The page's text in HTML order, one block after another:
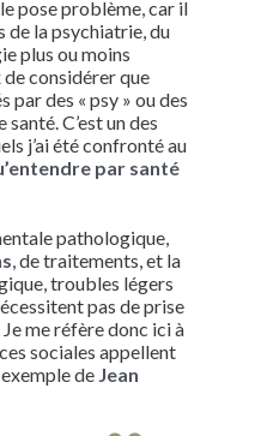
pose problème, car il
de la psychiatrie, du
plus ou moins
considérer que
par des « psy » ou des
C’est un des
j’ai été confronté au
par santé
pathologique,
, de traitements, et la
troubles légers
pas de prise
me réfère donc ici à
sociales appellent
de Jean